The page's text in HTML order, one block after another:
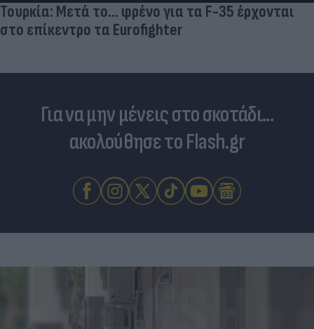
Τουρκία: Μετά το... φρένο για τα F-35 έρχονται
στο επίκεντρο τα Eurofighter
Για να μην μένεις στο σκοτάδι...
ακολούθησε το Flash.gr